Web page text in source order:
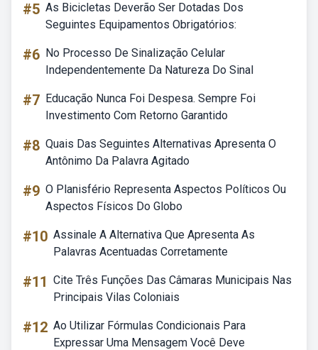
#5 As Bicicletas Deverão Ser Dotadas Dos
Seguintes Equipamentos Obrigatórios:
#6 No Processo De Sinalização Celular
Independentemente Da Natureza Do Sinal
#7 Educação Nunca Foi Despesa. Sempre Foi
Investimento Com Retorno Garantido
#8 Quais Das Seguintes Alternativas Apresenta O
Antônimo Da Palavra Agitado
#9 O Planisfério Representa Aspectos Políticos Ou
Aspectos Físicos Do Globo
#10 Assinale A Alternativa Que Apresenta As
Palavras Acentuadas Corretamente
#11 Cite Três Funções Das Câmaras Municipais Nas
Principais Vilas Coloniais
#12 Ao Utilizar Fórmulas Condicionais Para
Expressar Uma Mensagem Você Deve